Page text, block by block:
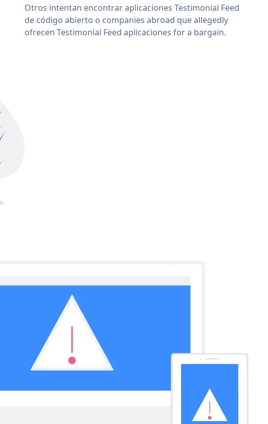
Otros intentan encontrar aplicaciones Testimonial Feed
de código abierto o companies abroad que allegedly
ofrecen Testimonial Feed aplicaciones for a bargain.